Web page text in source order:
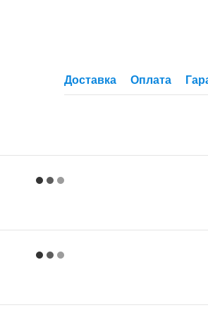
Доставка Оплата